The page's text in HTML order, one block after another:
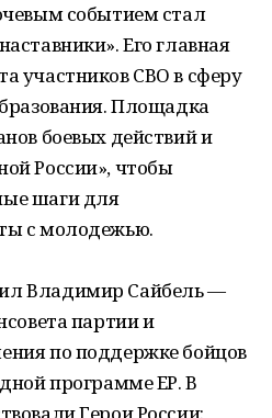
событием стал
Его главная
участников СВО в сферу
Площадка
боевых действий и
России», чтобы
шаги для
с молодежью.
Владимир Сайбель —
партии и
по поддержке бойцов
программе ЕР. В